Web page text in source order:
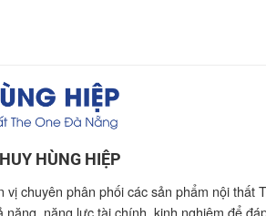
HÙNG HIỆP
vị chuyên phân phối các sản phẩm nội thất
năng, năng lực tài chính, kinh nghiệm để